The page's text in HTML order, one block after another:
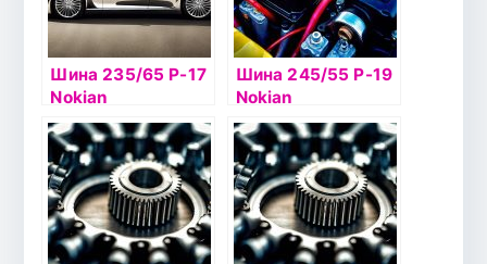
Шина 235/65 Р-17
Nokian
Hakkapelitta R2
SUV 108R б/к
Шина 245/55 Р-19
Nokian
Hakkapelitta 9 SUV
107T б/к шип